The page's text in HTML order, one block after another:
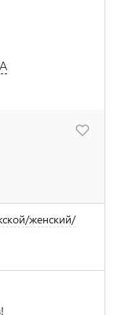
женский/